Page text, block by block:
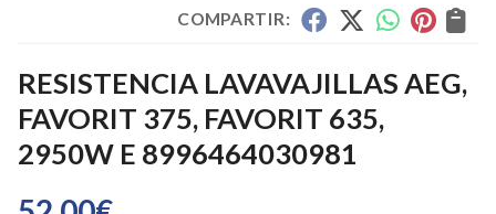
COMPARTIR:
RESISTENCIA LAVAVAJILLAS AEG,
FAVORIT 375, FAVORIT 635,
2950W E 8996464030981